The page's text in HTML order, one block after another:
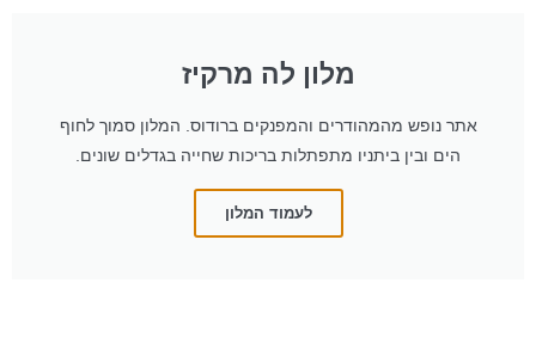
מלון לה מרקיז
אתר נופש מהמהודרים והמפנקים ברודוס. המלון סמוך לחוף
הים ובין ביתניו מתפתלות בריכות שחייה בגדלים שונים.
לעמוד המלון